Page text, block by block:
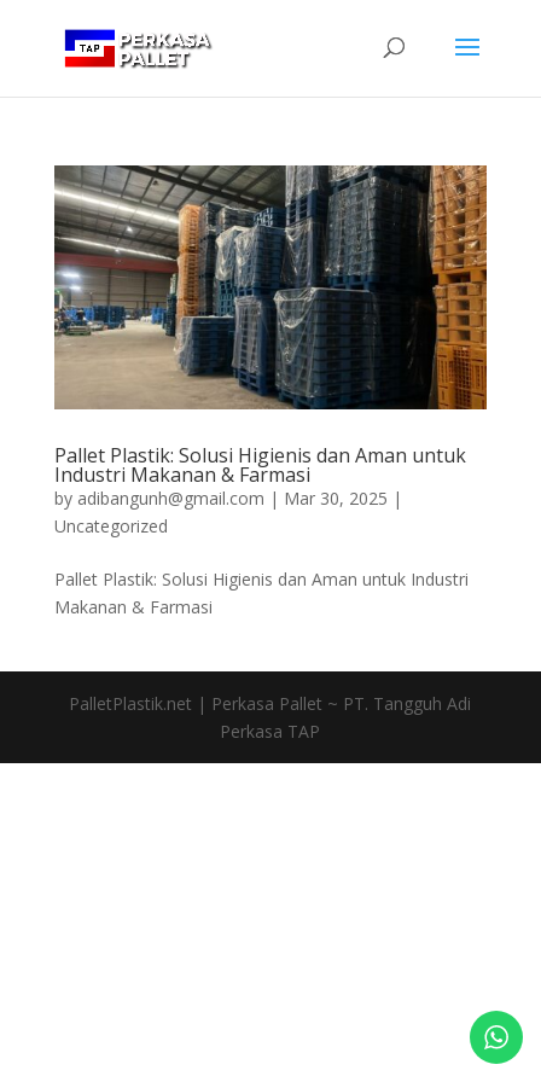
Pallet Plastik: Solusi Higienis dan Aman untuk
Industri Makanan & Farmasi
by adibangunh@gmail.com | Mar 30, 2025 |
Uncategorized
Pallet Plastik: Solusi Higienis dan Aman untuk Industri
Makanan & Farmasi
PalletPlastik.net | Perkasa Pallet ~ PT. Tangguh Adi
Perkasa TAP